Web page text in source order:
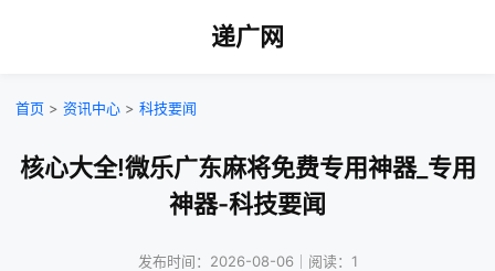
递广网
首页 > 资讯中心 > 科技要闻
核心大全!微乐广东麻将免费专用神器_专用
神器-科技要闻
发布时间：2026-08-06｜阅读：1